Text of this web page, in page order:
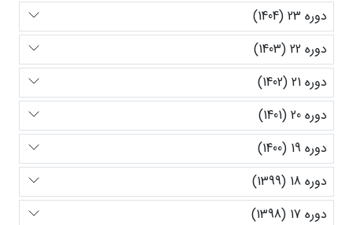
دوره 23 (1404)
دوره 22 (1403)
دوره 21 (1402)
دوره 20 (1401)
دوره 19 (1400)
دوره 18 (1399)
دوره 17 (1398)